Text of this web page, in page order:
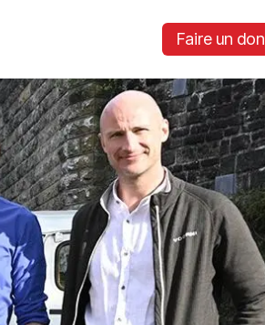
Faire un don